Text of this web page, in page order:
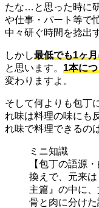
たな…と思った時に
や仕事・パート等で
中々研ぐ時間を捻出
しかし最低でも1ヶ
と思います。 1本に
変わりますよ。
そして何よりも包丁
れ味は料理の味にも
れ味で料理できるの
ミニ知識
【包丁の語源
換えで、元来
主篇』の中に
骨と肉に分け